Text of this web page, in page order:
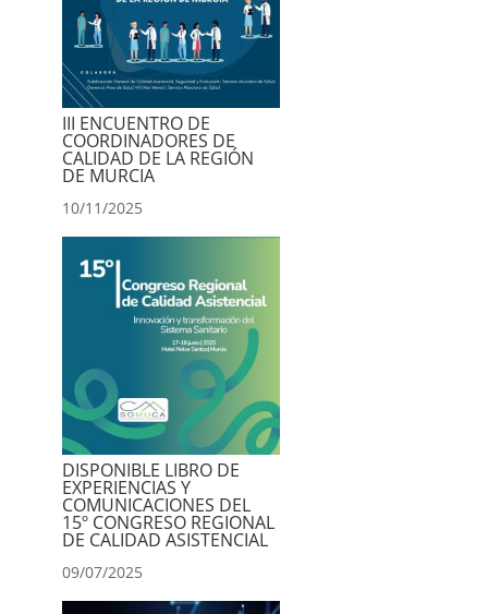
III ENCUENTRO DE
COORDINADORES DE
CALIDAD DE LA REGIÓN
DE MURCIA
10/11/2025
DISPONIBLE LIBRO DE
EXPERIENCIAS Y
COMUNICACIONES DEL
15º CONGRESO REGIONAL
DE CALIDAD ASISTENCIAL
09/07/2025